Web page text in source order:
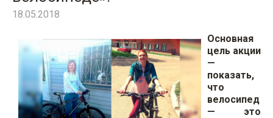
18.05.2018
Основная
цель акции
—
показать,
что
велосипед
— это